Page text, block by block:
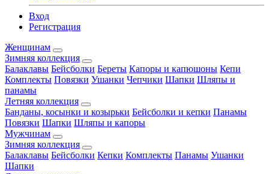
Вход
Регистрация
Женщинам
Зимняя коллекция
Балаклавы Бейсболки Береты Капоры и капюшоны Кепи
Комплекты Повязки Ушанки Чепчики Шапки Шляпы и
панамы
Летняя коллекция
Банданы, косынки и козырьки Бейсболки и кепки Панамы
Повязки Шапки Шляпы и капоры
Мужчинам
Зимняя коллекция
Балаклавы Бейсболки Кепки Комплекты Панамы Ушанки
Шапки